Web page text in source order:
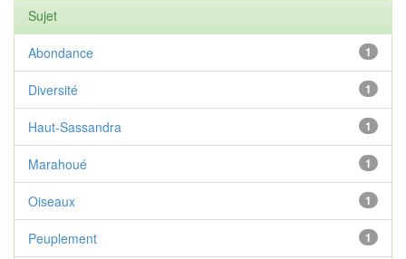
Sujet
1
Abondance
1
Diversité
1
Haut-Sassandra
1
Marahoué
1
Oiseaux
1
Peuplement